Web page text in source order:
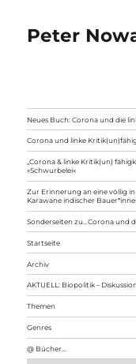
Peter
Neues Buch: Corona und die
Corona und linke
„Corona & linke Kritik(un)
»Schwurbelei«
Zur Erinnerung an eine völlig
Karawane indischer
Sonderseiten zu…Corona und
Startseite
Archiv
AKTUELL: Biopolitik –
Themen
Genres
@ Bücher…